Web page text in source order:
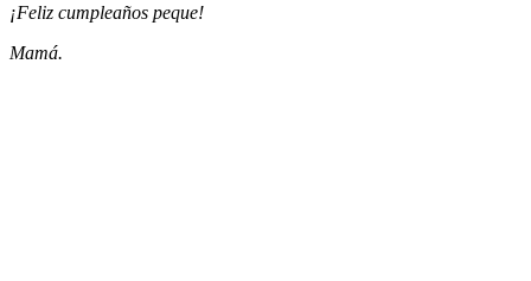
¡Feliz cumpleaños peque!
Mamá.